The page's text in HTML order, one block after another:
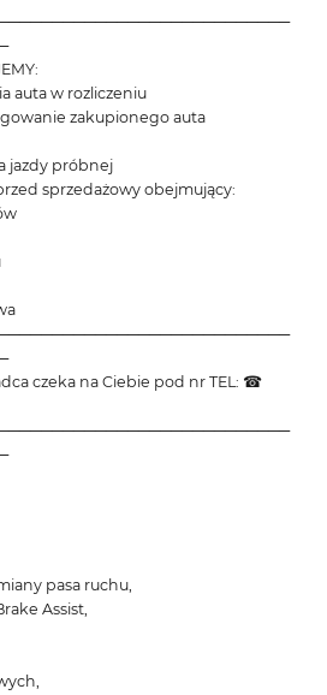
auta w rozliczeniu
zakupionego auta
jazdy próbnej
sprzedażowy obejmujący:
czeka na Ciebie pod nr TEL: ☎
pasa ruchu,
Assist,